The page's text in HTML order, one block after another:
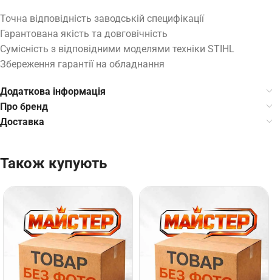
Точна відповідність заводській специфікації
Гарантована якість та довговічність
Сумісність з відповідними моделями техніки STIHL
Збереження гарантії на обладнання
Додаткова інформація
Про бренд
Доставка
Також купують